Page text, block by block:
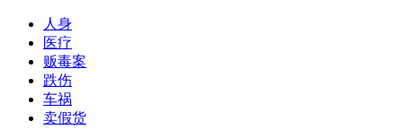
人身
医疗
贩毒案
跌伤
车祸
卖假货